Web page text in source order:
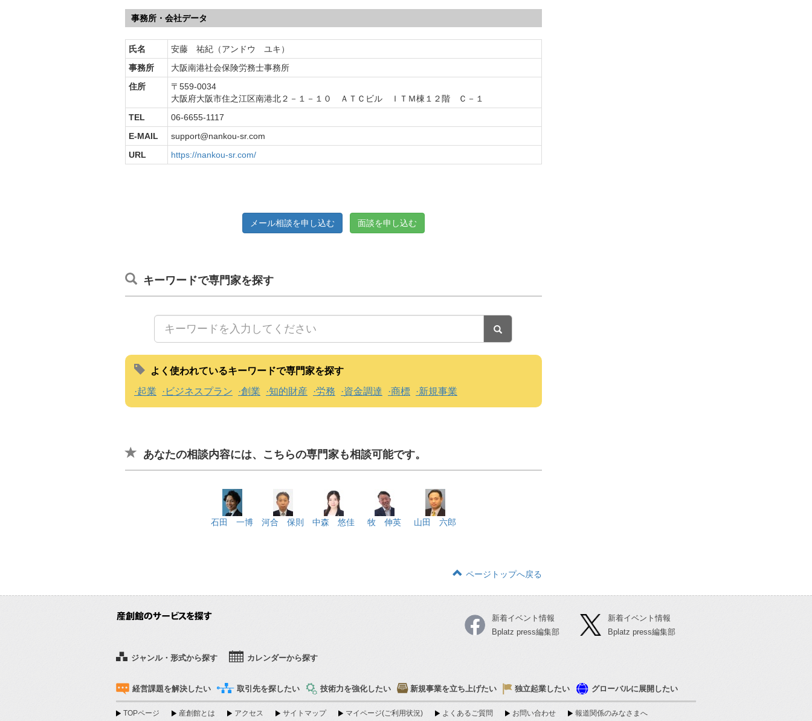
事務所・会社データ
氏名
安藤 祐紀（アンドウ ユキ）
事務所
大阪南港社会保険労務士事務所
住所
〒559-0034
大阪府大阪市住之江区南港北２－１－１０ ＡＴＣビル ＩＴＭ棟１２階 Ｃ－１
TEL
06-6655-1117
E-MAIL
support@nankou-sr.com
URL
https://nankou-sr.com/
メール相談を申し込む 面談を申し込む
キーワードで専門家を探す
よく使われているキーワードで専門家を探す
起業
ビジネスプラン 創業 知的財産 労務 資金調達 商標 新規事業
あなたの相談内容には、こちらの専門家も相談可能です。
石田 一博 河合 保則 中森 悠佳 牧 伸英 山田 六郎
ページトップへ戻る
新着イベント情報
Bplatz press編集部
新着イベント情報
Bplatz press編集部
ジャンル・形式から探す カレンダーから探す
経営課題を解決したい 取引先を探したい 技術力を強化したい 新規事業を立ち上げたい 独立起業したい グローバルに展開したい
TOPページ 産創館とは アクセス サイトマップ マイページ(ご利用状況) よくあるご質問 お問い合わせ 報道関係のみなさまへ